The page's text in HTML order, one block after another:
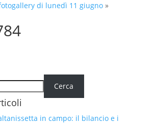
di lunedì 11 giugno»
Cerca
in campo: il bilancio e i